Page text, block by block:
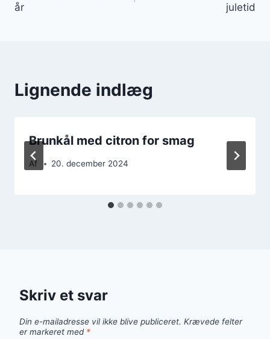
år
juletid
Lignende indlæg
Brunkål med citron for smag
Af 20. december 2024
Skriv et svar
Din e-mailadresse vil ikke blive publiceret. Krævede felter
er markeret med *